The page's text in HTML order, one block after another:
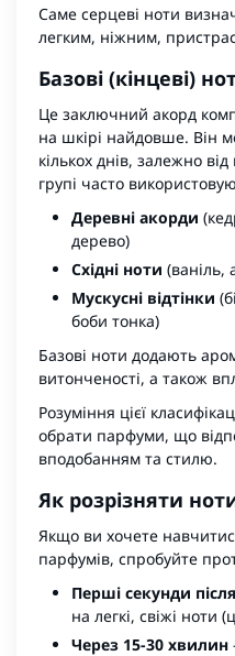
Саме серцеві ноти
легким, ніжним,
Базові (кінцеві)
Це заключний акорд
на шкірі найдовше. Він
кількох днів, залежно
групі часто
Деревні акорди
дерево)
Східні ноти (ваніль,
Мускусні відтінки
боби тонка)
Базові ноти додають
витонченості, а також
Розуміння цієї
обрати парфуми, що
вподобанням та стилю.
Як розрізняти
Якщо ви хочете
парфумів, спробуйте
Перші секунди
на легкі, свіжі ноти
Через 15-30 хвилин